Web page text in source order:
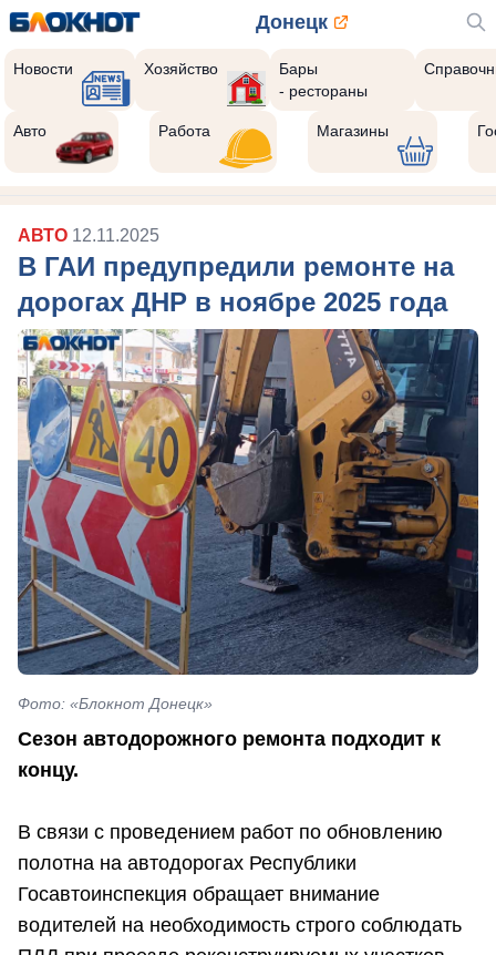
Донецк
Новости Хозяйство
Бары
- рестораны
Авто Работа Магазины
АВТО 12.11.2025
В ГАИ предупредили ремонте на
дорогах ДНР в ноябре 2025 года
Фото: «Блокнот Донецк»
Сезон автодорожного ремонта подходит к
концу.
В связи с проведением работ по обновлению
полотна на автодорогах Республики
Госавтоинспекция обращает внимание
водителей на необходимость строго соблюдать